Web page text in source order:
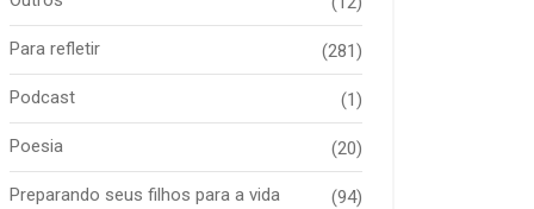
Para refletir (281)
Podcast (1)
Poesia (20)
Preparando seus filhos para a vida (94)